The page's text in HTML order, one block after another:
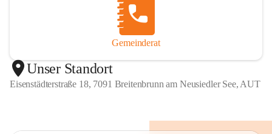
Gemeinderat
Unser Standort
Eisenstädterstraße 18, 7091 Breitenbrunn am Neusiedler See, AUT